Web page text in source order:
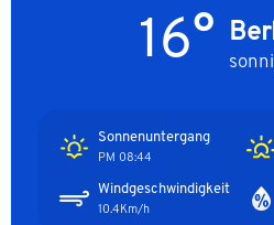
16°
Sonnenuntergang
08:44 PM
Windgeschwindigkeit
10.4Km/h